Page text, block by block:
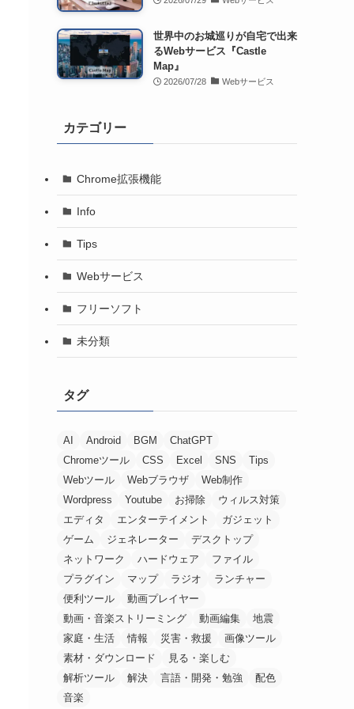
世界中のお城巡りが自宅で出来
るWebサービス『Castle
Map』
2026/07/28 Webサービス
カテゴリー
Chrome拡張機能
Info
Tips
Webサービス
フリーソフト
未分類
タグ
AI Android BGM
ChatGPT
Chromeツール
CSS Excel SNS
Tips
Webツール
Webブラウザ
Web制作
Wordpress
Youtube お掃除
ウィルス対策
エディタ
エンターテイメント
ガジェット
ゲーム
ジェネレーター
デスクトップ
ネットワーク
ハードウェア
ファイル
プラグイン
マップ ラジオ
ランチャー
便利ツール
動画プレイヤー
動画・音楽ストリーミング
動画編集
地震
家庭・生活
情報 災害・救援
画像ツール
素材・ダウンロード
見る・楽しむ
解析ツール
解決 言語・開発・勉強
配色
音楽